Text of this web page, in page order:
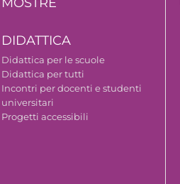
DIDATTICA
Didattica per le scuole
Didattica per tutti
Incontri per docenti e studenti
universitari
Progetti accessibili